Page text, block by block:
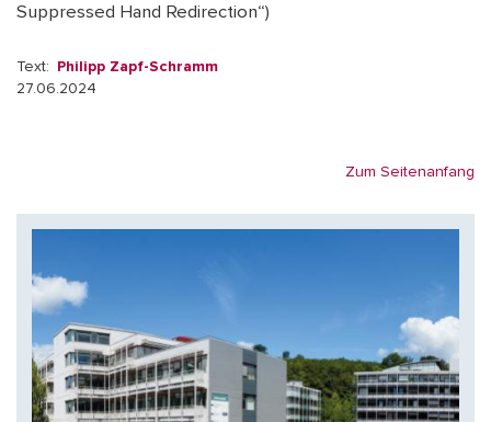
Suppressed Hand Redirection“)
Text: Philipp Zapf-Schramm
27.06.2024
Zum Seitenanfang